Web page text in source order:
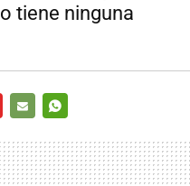
tiene ninguna
MAIL